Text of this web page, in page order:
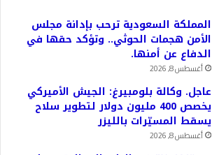
المملكة السعودية ترحب بإدانة مجلس
الأمن هجمات الحوثي.. وتؤكد حقها في
الدفاع عن أمنها.
أغسطس 8, 2026
عاجل. وكالة بلومبيرغ: الجيش الأميركي
يخصص 400 مليون دولار لتطوير سلاح
يسقط المسيّرات بالليزر
أغسطس 8, 2026